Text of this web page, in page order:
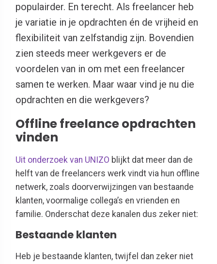
populairder. En terecht. Als freelancer heb
je variatie in je opdrachten én de vrijheid en
flexibiliteit van zelfstandig zijn. Bovendien
zien steeds meer werkgevers er de
voordelen van in om met een freelancer
samen te werken. Maar waar vind je nu die
opdrachten en die werkgevers?
Offline freelance opdrachten
vinden
Uit onderzoek van UNIZO blijkt dat meer dan de
helft van de freelancers werk vindt via hun offline
netwerk, zoals doorverwijzingen van bestaande
klanten, voormalige collega’s en vrienden en
familie. Onderschat deze kanalen dus zeker niet:
Bestaande klanten
Heb je bestaande klanten, twijfel dan zeker niet